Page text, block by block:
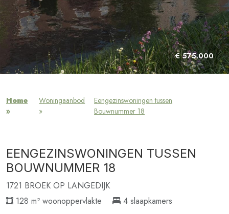
€ 575.000
Home
»
Woningaanbod
»
Eengezinswoningen tussen
Bouwnummer 18
EENGEZINSWONINGEN TUSSEN
BOUWNUMMER 18
1721 BROEK OP LANGEDIJK
128 m² woonoppervlakte
4 slaapkamers